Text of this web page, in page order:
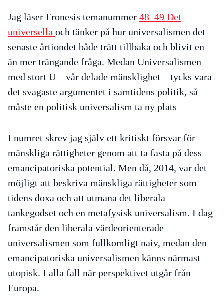
Jag läser Fronesis temanummer 48–49 Det
universella och tänker på hur universalismen det
senaste årtiondet både trätt tillbaka och blivit en
än mer trängande fråga. Medan Universalismen
med stort U – vår delade mänsklighet – tycks vara
det svagaste argumentet i samtidens politik, så
måste en politisk universalism ta ny plats
I numret skrev jag själv ett kritiskt försvar för
mänskliga rättigheter genom att ta fasta på dess
emancipatoriska potential. Men då, 2014, var det
möjligt att beskriva mänskliga rättigheter som
tidens doxa och att utmana det liberala
tankegodset och en metafysisk universalism. I dag
framstår den liberala värdeorienterade
universalismen som fullkomligt naiv, medan den
emancipatoriska universalismen känns närmast
utopisk. I alla fall när perspektivet utgår från
Europa.